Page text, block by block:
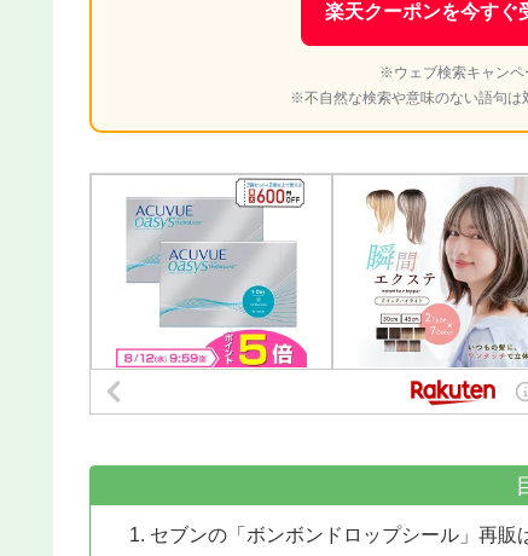
楽天クーポンを今すぐ
※ウェブ検索キャンペ
※不自然な検索や意味のない語句は
セブンの「ボンボンドロップシール」再販